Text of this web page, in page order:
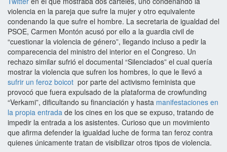
violencia en la pareja que sufre la mujer y otro equivalente
condenando la que sufre el hombre. La secretaria de igualdad del
PSOE, Carmen Montón acusó por ello a la guardia civil de
“cuestionar la violencia de género”, llegando incluso a pedir la
comparecencia del ministro del interior en el Congreso. Un
rechazo similar sufrió el documental “Silenciados” el cual quería
mostrar la violencia que sufren los hombres, lo que le llevó a
sufrir un feroz boicot por parte del activismo feminista que
provocó que fuera expulsado de la plataforma de crowfunding
“Verkami”, dificultando su financiación y hasta manifestaciones en
la propia entrada de los cines en los que se expuso, tratando de
impedir la entrada a los asistentes. Curioso que un movimiento
que afirma defender la igualdad luche de forma tan feroz contra
quienes únicamente tratan de visibilizar otros tipos de violencia.